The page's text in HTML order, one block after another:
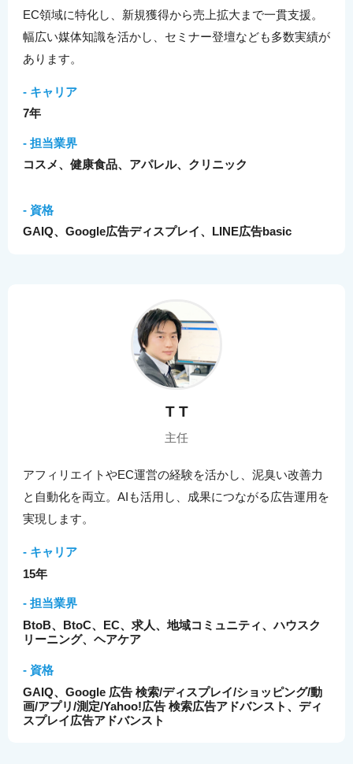
EC領域に特化し、新規獲得から売上拡大まで一貫支援。
幅広い媒体知識を活かし、セミナー登壇なども多数実績が
あります。
- キャリア
7年
- 担当業界
コスメ、健康食品、アパレル、クリニック
- 資格
GAIQ、Google広告ディスプレイ、LINE広告basic
T T
主任
アフィリエイトやEC運営の経験を活かし、泥臭い改善力
と自動化を両立。AIも活用し、成果につながる広告運用を
実現します。
- キャリア
15年
- 担当業界
BtoB、BtoC、EC、求人、地域コミュニティ、ハウスク
リーニング、ヘアケア
- 資格
GAIQ、Google 広告 検索/ディスプレイ/ショッピング/動
画/アプリ/測定/Yahoo!広告 検索広告アドバンスト、ディ
スプレイ広告アドバンスト